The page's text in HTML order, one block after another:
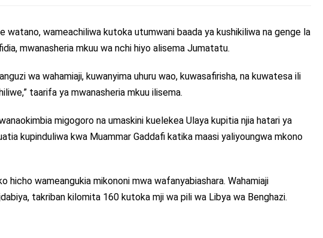
watano, wameachiliwa kutoka utumwani baada ya kushikiliwa na genge la
mwanasheria mkuu wa nchi hiyo alisema Jumatatu.
wa wahamiaji, kuwanyima uhuru wao, kuwasafirisha, na kuwatesa ili
taarifa ya mwanasheria mkuu ilisema.
migogoro na umaskini kuelekea Ulaya kupitia njia hatari ya
kupinduliwa kwa Muammar Gaddafi katika maasi yaliyoungwa mkono
hicho wameangukia mikononi mwa wafanyabiashara. Wahamiaji
takriban kilomita 160 kutoka mji wa pili wa Libya wa Benghazi.